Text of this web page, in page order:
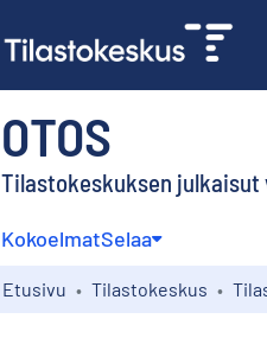
OTOS
Tilastokeskuksen julkaisut
KokoelmatSelaa
Etusivu Tilastokeskus